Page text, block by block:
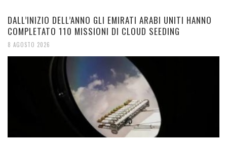
DALL’INIZIO DELL’ANNO GLI EMIRATI ARABI UNITI HANNO
COMPLETATO 110 MISSIONI DI CLOUD SEEDING
8 AGOSTO 2026